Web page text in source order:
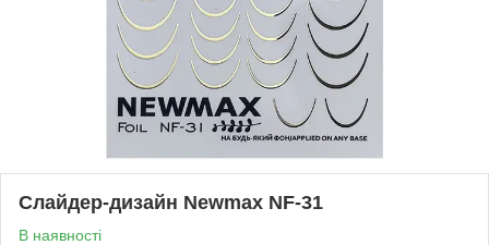
Слайдер-дизайн Newmax NF-31
В наявності